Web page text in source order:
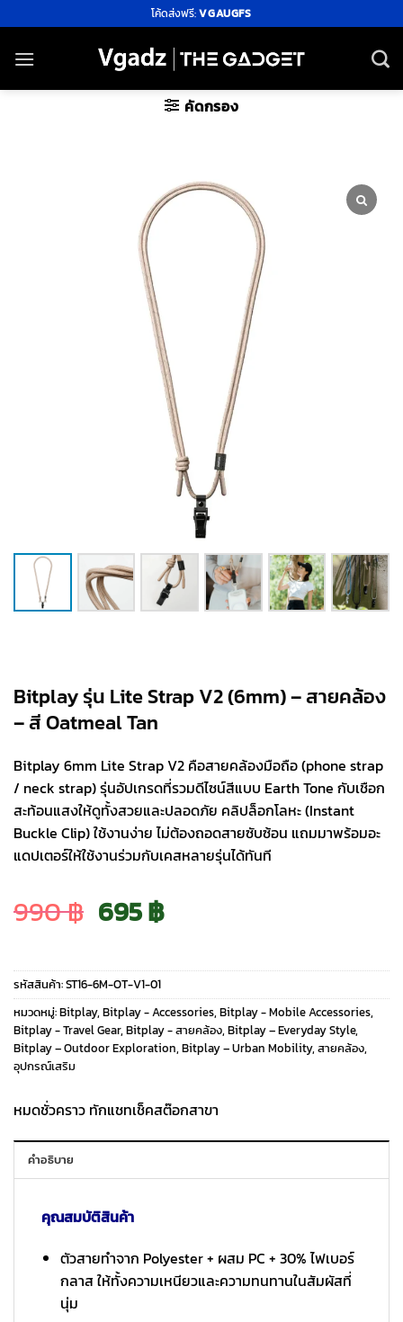
ไป
ยัง
โค้ดส่งฟรี:VGAUGFS
คัดกรอง
Bitplay รุ่น Lite Strap V2 (6mm) – สายคล้อง
– สี Oatmeal Tan
Bitplay 6mm Lite Strap V2 คือสายคล้องมือถือ (phone strap
/ neck strap) รุ่นอัปเกรดที่รวมดีไซน์สีแบบ Earth Tone กับเชือก
สะท้อนแสงให้ดูทั้งสวยและปลอดภัย คลิปล็อกโลหะ (Instant
Buckle Clip) ใช้งานง่าย ไม่ต้องถอดสายซับซ้อน แถมมาพร้อมอะ
แดปเตอร์ให้ใช้งานร่วมกับเคสหลายรุ่นได้ทันที
990฿ Original
price
was:
990 ฿.
695฿Current
price
is:
695 ฿.
รหัสสินค้า:ST16-6M-OT-V1-01
หมวดหมู่:Bitplay, Bitplay - Accessories, Bitplay - Mobile Accessories,
Bitplay - Travel Gear, Bitplay - สายคล้อง, Bitplay – Everyday Style,
Bitplay – Outdoor Exploration, Bitplay – Urban Mobility, สายคล้อง,
อุปกรณ์เสริม
หมดชั่วคราว ทักแชทเช็คสต๊อกสาขา
คำอธิบาย
คุณสมบัติสินค้า
ตัวสายทำจาก Polyester + ผสม PC + 30% ไฟเบอร์
กลาส ให้ทั้งความเหนียวและความทนทานในสัมผัสที่
นุ่ม